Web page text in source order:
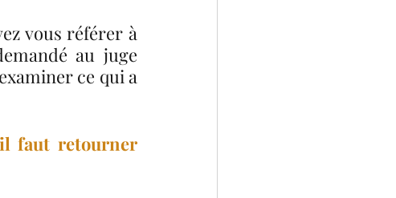
vous référer à
au juge
ce qui a
faut retourner